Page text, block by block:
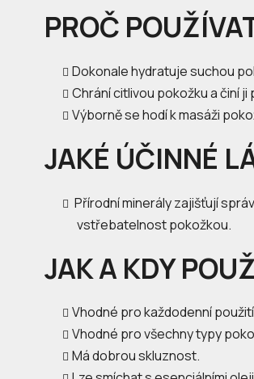
PROČ
Dokonale hydratuje suchou
Chrání citlivou pokožku a činí
Výborně se hodí k masáži
JAKÉ ÚČINNÉ
Přírodní minerály zajišťují
vstřebatelnost pokožkou.
JAK A KDY
Vhodné pro každodenní
Vhodné pro všechny typy
Má dobrou skluznost.